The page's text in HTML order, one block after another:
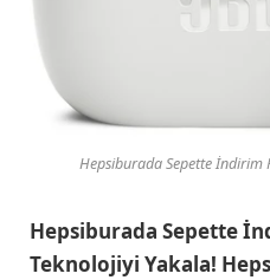
Hepsiburada Sepette İndirim
Hepsiburada Sepette
Teknolojiyi Yakala!